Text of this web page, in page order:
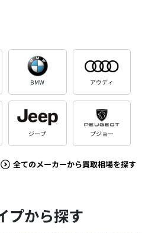
BMW アウディ
ジープ プジョー
全てのメーカーから買取相場を探す
プから探す